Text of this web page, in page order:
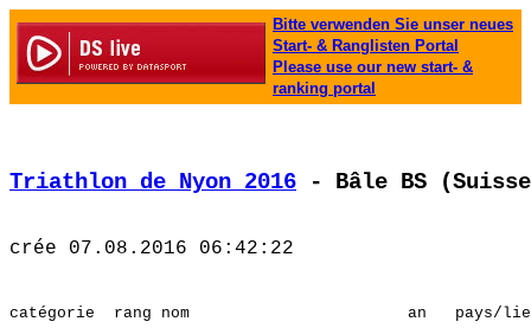
Bitte verwenden Sie unser neues
Start- & Ranglisten Portal
Please use our new start- &
ranking portal
Triathlon de Nyon 2016 - Bâle BS